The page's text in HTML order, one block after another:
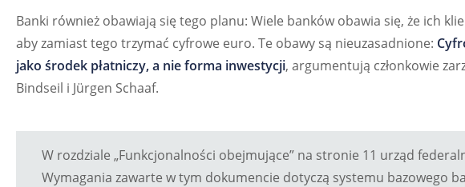
Banki również obawiają się tego planu: Wiele banków obawia się, że ich
aby zamiast tego trzymać cyfrowe euro. Te obawy są nieuzasadnione:
jako środek płatniczy, a nie forma inwestycji, argumentują członkowie
Bindseil i Jürgen Schaaf.
W rozdziale „Funkcjonalności obejmujące” na stronie 11 urząd
Wymagania zawarte w tym dokumencie dotyczą systemu bazowego